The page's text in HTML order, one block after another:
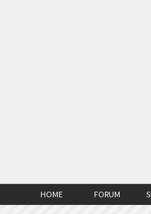
HOME FORUM